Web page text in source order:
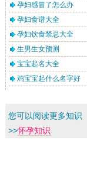
孕妇感冒了怎么办
孕妇食谱大全
孕妇饮食禁忌大全
生男生女预测
宝宝起名大全
鸡宝宝起什么名字好
您可以阅读更多知识
>>怀孕知识